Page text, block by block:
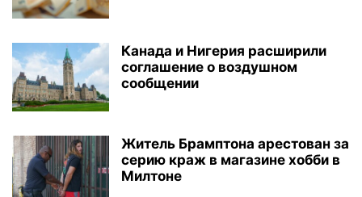
Канада и Нигерия расширили
соглашение о воздушном
сообщении
Житель Брамптона арестован за
серию краж в магазине хобби в
Милтоне